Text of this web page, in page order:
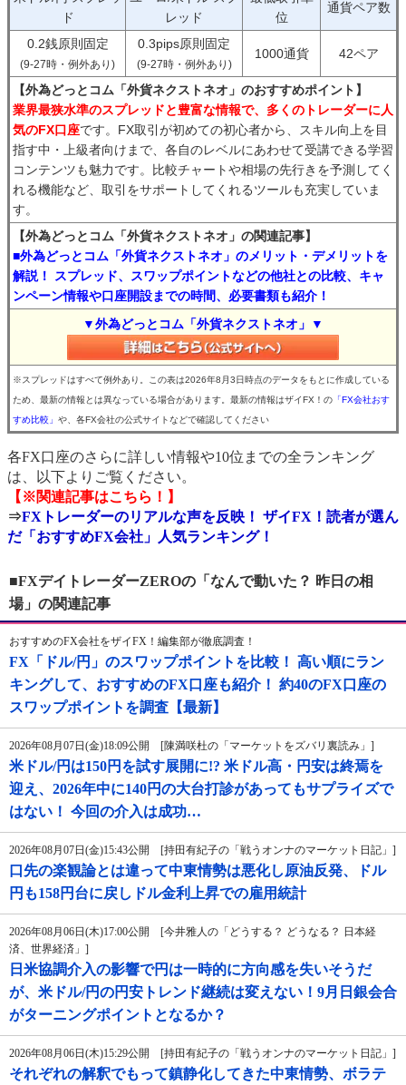
ド
レッド
位
通貨ペア数
0.2銭原則固定
(9-27時・例外あり)
0.3pips原則固定
(9-27時・例外あり)
1000通貨 42ペア
【外為どっとコム「外貨ネクストネオ」のおすすめポイント】
業界最狭水準のスプレッドと豊富な情報で、多くのトレーダーに人
気のFX口座です。FX取引が初めての初心者から、スキル向上を目
指す中・上級者向けまで、各自のレベルにあわせて受講できる学習
コンテンツも魅力です。比較チャートや相場の先行きを予測してく
れる機能など、取引をサポートしてくれるツールも充実していま
す。
【外為どっとコム「外貨ネクストネオ」の関連記事】
■外為どっとコム「外貨ネクストネオ」のメリット・デメリットを
解説！ スプレッド、スワップポイントなどの他社との比較、キャ
ンペーン情報や口座開設までの時間、必要書類も紹介！
▼外為どっとコム「外貨ネクストネオ」▼
※スプレッドはすべて例外あり。この表は2026年8月3日時点のデータをもとに作成している
ため、最新の情報とは異なっている場合があります。最新の情報はザイFX！の 「FX会社おす
すめ比較」 や、各FX会社の公式サイトなどで確認してください
各FX口座のさらに詳しい情報や10位までの全ランキング
は、以下よりご覧ください。
【※関連記事はこちら！】
⇒FXトレーダーのリアルな声を反映！ ザイFX！読者が選ん
だ「おすすめFX会社」人気ランキング！
■FXデイトレーダーZEROの「なんで動いた？ 昨日の相
場」の関連記事
おすすめのFX会社をザイFX！編集部が徹底調査！
FX「ドル/円」のスワップポイントを比較！ 高い順にラン
キングして、おすすめのFX口座も紹介！ 約40のFX口座の
スワップポイントを調査【最新】
2026年08月07日(金)18:09公開 [陳満咲杜の「マーケットをズバリ裏読み」]
米ドル/円は150円を試す展開に!? 米ドル高・円安は終焉を
迎え、2026年中に140円の大台打診があってもサプライズで
はない！ 今回の介入は成功…
2026年08月07日(金)15:43公開 [持田有紀子の「戦うオンナのマーケット日記」]
口先の楽観論とは違って中東情勢は悪化し原油反発、ドル
円も158円台に戻しドル金利上昇での雇用統計
2026年08月06日(木)17:00公開 [今井雅人の「どうする？ どうなる？ 日本経
済、世界経済」]
日米協調介入の影響で円は一時的に方向感を失いそうだ
が、米ドル/円の円安トレンド継続は変えない！9月日銀会合
がターニングポイントとなるか？
2026年08月06日(木)15:29公開 [持田有紀子の「戦うオンナのマーケット日記」]
それぞれの解釈でもって鎮静化してきた中東情勢、ボラテ